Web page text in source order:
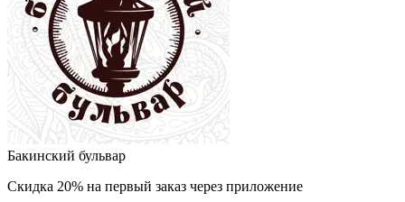
Бакинский бульвар
Скидка 20% на первый заказ через приложение